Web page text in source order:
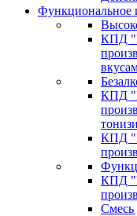
Функциональное
КПД
КПД
КПД
КПД
Смесь